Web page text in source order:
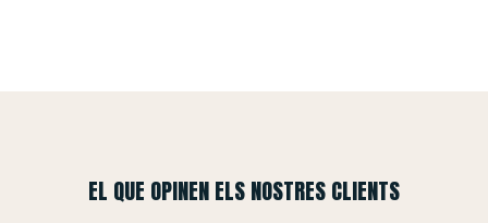
EL QUE OPINEN ELS NOSTRES CLIENTS